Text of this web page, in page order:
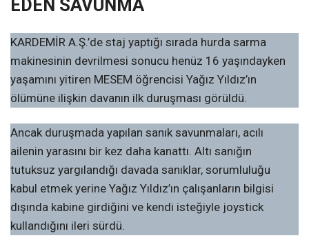
EDEN SAVUNMA
KARDEMİR A.Ş.’de staj yaptığı sırada hurda sarma
makinesinin devrilmesi sonucu henüz 16 yaşındayken
yaşamını yitiren MESEM öğrencisi Yağız Yıldız’ın
ölümüne ilişkin davanın ilk duruşması görüldü.
Ancak duruşmada yapılan sanık savunmaları, acılı
ailenin yarasını bir kez daha kanattı. Altı sanığın
tutuksuz yargılandığı davada sanıklar, sorumluluğu
kabul etmek yerine Yağız Yıldız’ın çalışanların bilgisi
dışında kabine girdiğini ve kendi isteğiyle joystick
kullandığını ileri sürdü.